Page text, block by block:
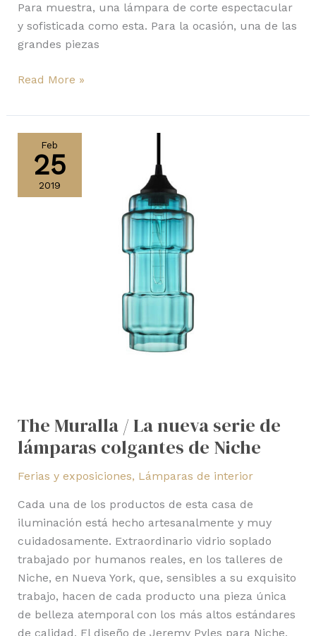
Para muestra, una lámpara de corte espectacular
y sofisticada como esta. Para la ocasión, una de las
grandes piezas
Read More »
Feb
25
2019
The Muralla / La nueva serie de
lámparas colgantes de Niche
Ferias y exposiciones, Lámparas de interior
Cada una de los productos de esta casa de
iluminación está hecho artesanalmente y muy
cuidadosamente. Extraordinario vidrio soplado
trabajado por humanos reales, en los talleres de
Niche, en Nueva York, que, sensibles a su exquisito
trabajo, hacen de cada producto una pieza única
de belleza atemporal con los más altos estándares
de calidad. El diseño de Jeremy Pyles para Niche,
Muralla
nueva